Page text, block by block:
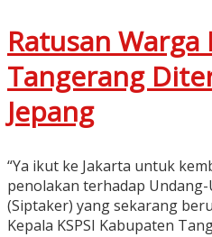
Ratusan Warga
Tangerang
Jepang
“Ya ikut ke Jakarta untuk
penolakan terhadap
(Siptaker) yang sekarang
Kepala KSPSI Kabupaten